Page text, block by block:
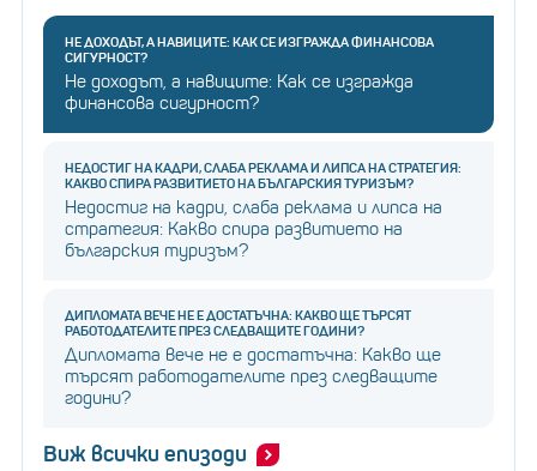
НЕ ДОХОДЪТ, А НАВИЦИТЕ: КАК СЕ ИЗГРАЖДА ФИНАНСОВА
СИГУРНОСТ?
Не доходът, а навиците: Как се изгражда
финансова сигурност?
НЕДОСТИГ НА КАДРИ, СЛАБА РЕКЛАМА И ЛИПСА НА СТРАТЕГИЯ:
КАКВО СПИРА РАЗВИТИЕТО НА БЪЛГАРСКИЯ ТУРИЗЪМ?
Недостиг на кадри, слаба реклама и липса на
стратегия: Какво спира развитието на
българския туризъм?
ДИПЛОМАТА ВЕЧЕ НЕ Е ДОСТАТЪЧНА: КАКВО ЩЕ ТЪРСЯТ
РАБОТОДАТЕЛИТЕ ПРЕЗ СЛЕДВАЩИТЕ ГОДИНИ?
Дипломата вече не е достатъчна: Какво ще
търсят работодателите през следващите
години?
Виж всички епизоди